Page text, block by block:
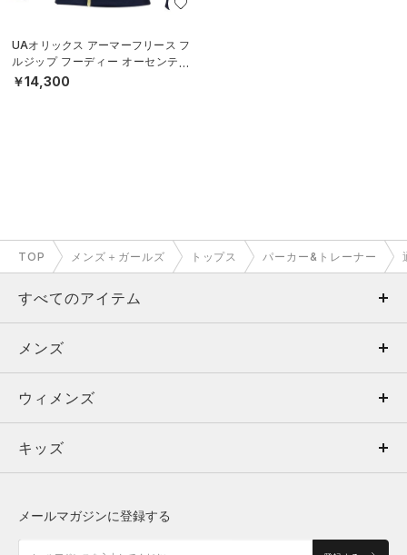
UAオリックス アーマーフリース フ
ルジップ フーディー オーセンティ
ック（ベースボール/MEN）
￥14,300
TOP メンズ＋ガールズ トップス パーカー&トレーナー
すべてのアイテム
メンズ
ウィメンズ
キッズ
メンズ
トップス
ボトムス
アクセサリー
ウィメンズ
トップス
シューズ
キッズ
メールマガジンに登録する